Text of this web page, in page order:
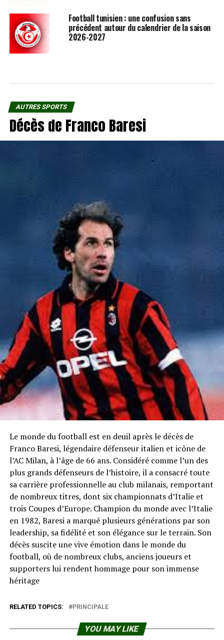
Football tunisien : une confusion sans
précédent autour du calendrier de la saison
2026-2027
AUTRES SPORTS
Décès de Franco Baresi
Le monde du football est en deuil après le décès de
Franco Baresi, légendaire défenseur italien et icône de
l’AC Milan, à l’âge de 66 ans. Considéré comme l’un des
plus grands défenseurs de l’histoire, il a consacré toute
sa carrière professionnelle au club milanais, remportant
de nombreux titres, dont six championnats d’Italie et
trois Coupes d’Europe. Champion du monde avec l’Italie
en 1982, Baresi a marqué plusieurs générations par son
leadership, sa fidélité et son élégance sur le terrain. Son
décès suscite une vive émotion dans le monde du
football, où de nombreux clubs, anciens joueurs et
supporters lui rendent hommage pour son immense
héritage
RELATED TOPICS: PRINCIPALE
YOU MAY LIKE